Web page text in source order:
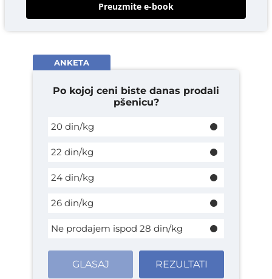
Preuzmite e-book
ANKETA
Po kojoj ceni biste danas prodali
pšenicu?
20 din/kg
22 din/kg
24 din/kg
26 din/kg
Ne prodajem ispod 28 din/kg
GLASAJ REZULTATI